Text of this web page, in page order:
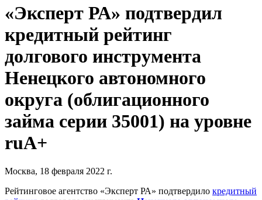
«Эксперт РА» подтвердил
кредитный рейтинг
долгового инструмента
Ненецкого автономного
округа (облигационного
займа серии 35001) на уровне
ruА+
Москва, 18 февраля 2022 г.
Рейтинговое агентство «Эксперт РА» подтвердило кредитный